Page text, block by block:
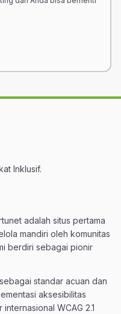
Inklusif.
adalah situs pertama
mandiri oleh komunitas
berdiri sebagai pionir
standar acuan dan
aksesibilitas
WCAG 2.1